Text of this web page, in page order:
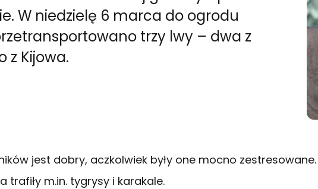
W niedzielę 6 marca do ogrodu
trzy lwy – dwa z
z Kijowa.
jest dobry, aczkolwiek były one mocno zestresowane.
trafiły m.in. tygrysy i karakale.